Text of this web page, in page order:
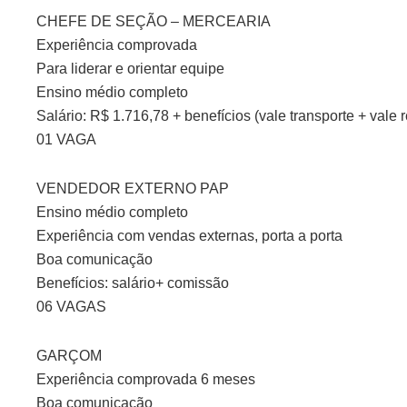
CHEFE DE SEÇÃO – MERCEARIA
Experiência comprovada
Para liderar e orientar equipe
Ensino médio completo
Salário: R$ 1.716,78 + benefícios (vale transporte + vale
01 VAGA
VENDEDOR EXTERNO PAP
Ensino médio completo
Experiência com vendas externas, porta a porta
Boa comunicação
Benefícios: salário+ comissão
06 VAGAS
GARÇOM
Experiência comprovada 6 meses
Boa comunicação